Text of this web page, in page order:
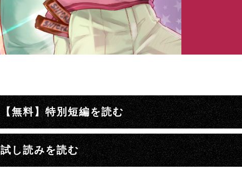
【無料】特別短編を読む
試し読みを読む